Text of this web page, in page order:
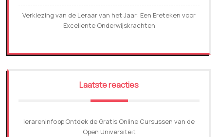
Verkiezing van de Leraar van het Jaar: Een Ereteken voor
Excellente Onderwijskrachten
Laatste reacties
lerareninfoopOntdek de Gratis Online Cursussen van de
Open Universiteit